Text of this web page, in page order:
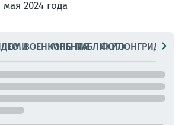
2024 года
СМИВОЕНКОРЫ
МНЕНИЯПАБЛИКИ
ФОТОЛОНГРИДЫ